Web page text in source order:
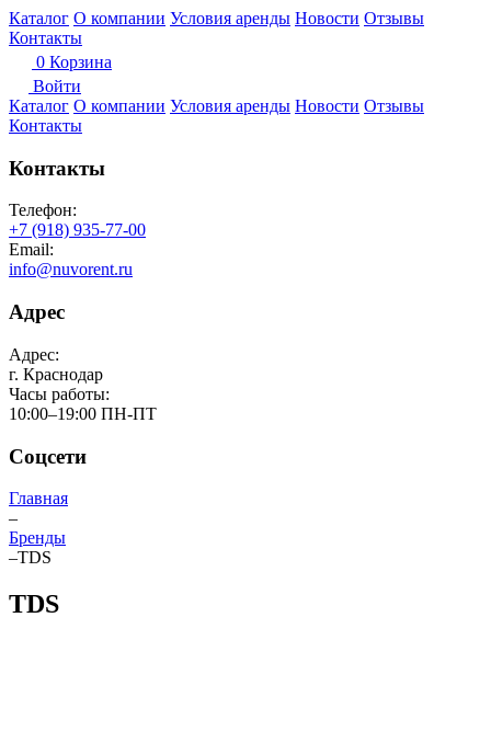
Каталог О компании Условия аренды Новости Отзывы
Контакты
0 Корзина
Войти
Каталог О компании Условия аренды Новости Отзывы
Контакты
Контакты
Телефон:
+7 (918) 935-77-00
Email:
info@nuvorent.ru
Адрес
Адрес:
г. Краснодар
Часы работы:
10:00–19:00 ПН-ПТ
Соцсети
Главная
–
Бренды
–TDS
TDS